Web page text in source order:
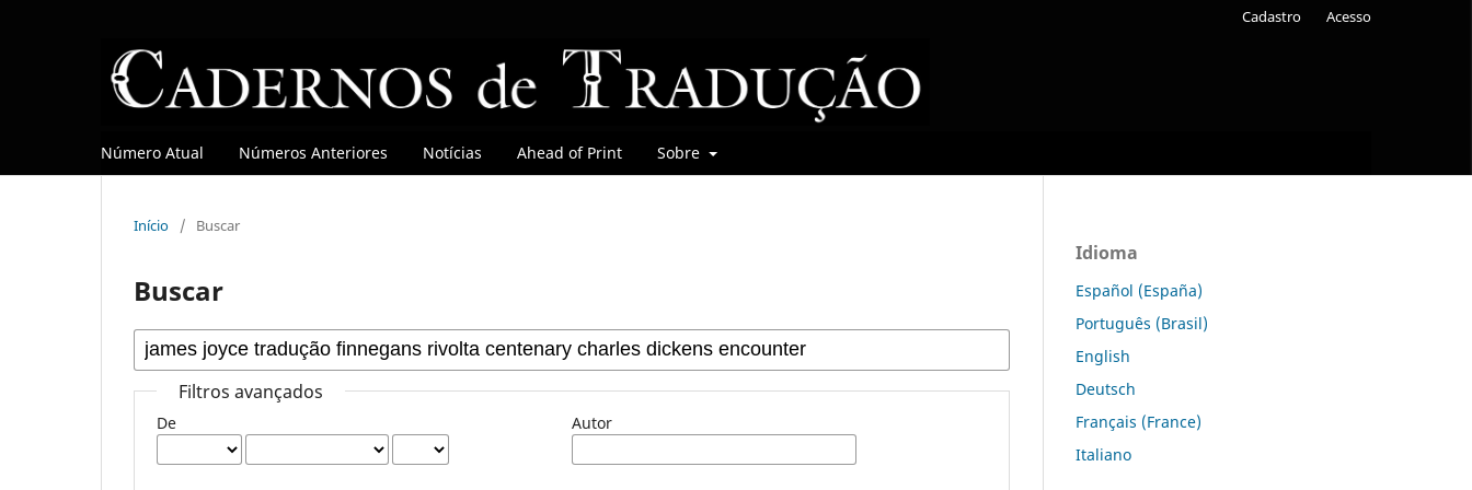
Número Atual Números Anteriores Notícias Ahead of Print Sobre
Cadastro Acesso
Início / Buscar
Buscar
Filtros avançados
De Autor
Idioma
Español (España)
Português (Brasil)
English
Deutsch
Français (France)
Italiano